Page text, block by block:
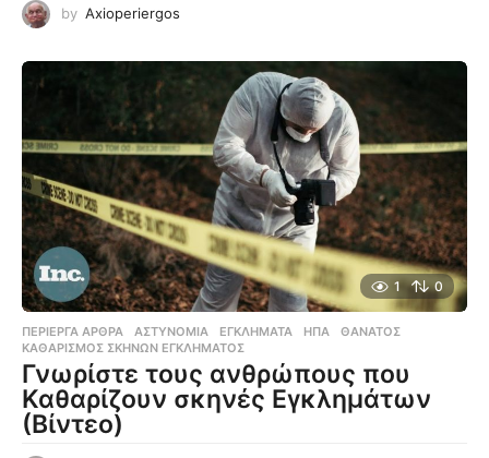
by Axioperiergos
1 0
ΠΕΡΊΕΡΓΑ ΆΡΘΡΑ ΑΣΤΥΝΟΜΊΑ ,ΕΓΚΛΉΜΑΤΑ ,ΗΠΑ ,ΘΆΝΑΤΟΣ
ΚΑΘΑΡΙΣΜΌΣ ΣΚΗΝΏΝ ΕΓΚΛΉΜΑΤΟΣ
Γνωρίστε τους ανθρώπους που
Καθαρίζουν σκηνές Εγκλημάτων
(Βίντεο)